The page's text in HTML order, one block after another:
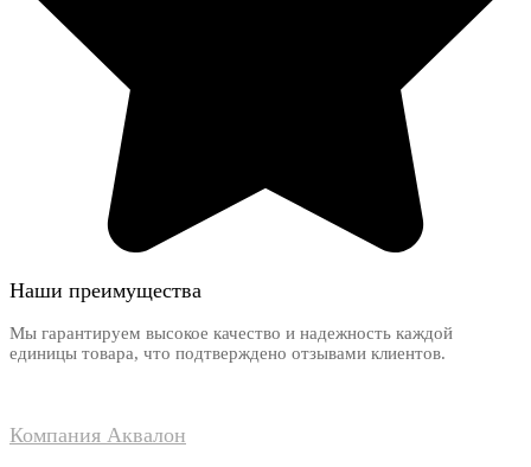
Наши преимущества
Мы гарантируем высокое качество и надежность каждой
единицы товара, что подтверждено отзывами клиентов.
Компания Аквалон